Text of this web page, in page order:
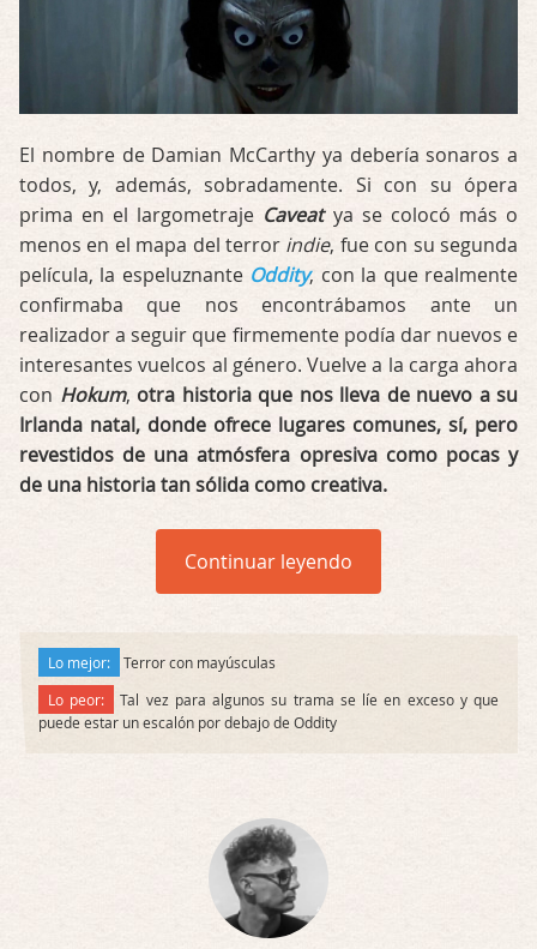
El nombre de Damian McCarthy ya debería sonaros a
todos, y, además, sobradamente. Si con su ópera
prima en el largometraje Caveatya se colocó más o
menos en el mapa del terror indie, fue con su segunda
película, la espeluznante Oddity, con la que realmente
confirmaba que nos encontrábamos ante un
realizador a seguir que firmemente podía dar nuevos e
interesantes vuelcos al género. Vuelve a la carga ahora
con Hokum, otra historia que nos lleva de nuevo a su
Irlanda natal, donde ofrece lugares comunes, sí, pero
revestidos de una atmósfera opresiva como pocas y
de una historia tan sólida como creativa.
Continuar leyendo
Lo mejor:
Terror con mayúsculas
Lo peor:
Tal vez para algunos su trama se líe en exceso y que
puede estar un escalón por debajo de Oddity